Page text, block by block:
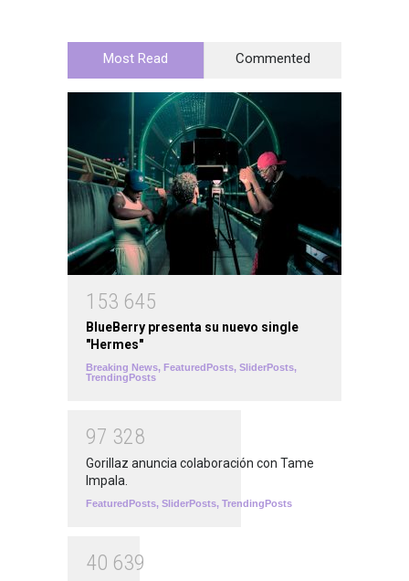
Most Read Commented
1 53 645
BlueBerry presenta su nuevo single
"Hermes"
Breaking News, FeaturedPosts, SliderPosts,
TrendingPosts
97 328
Gorillaz anuncia colaboración con Tame
Impala.
FeaturedPosts, SliderPosts, TrendingPosts
40 639